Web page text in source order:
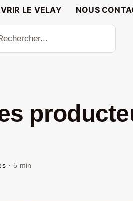
LE VELAY
NOUS
· 5 min